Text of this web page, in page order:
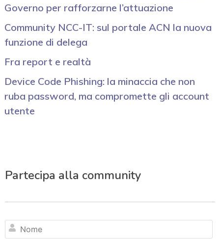
Governo per rafforzarne l’attuazione
Community NCC-IT: sul portale ACN la nuova
funzione di delega
Fra report e realtà
Device Code Phishing: la minaccia che non
ruba password, ma compromette gli account
utente
Partecipa alla community